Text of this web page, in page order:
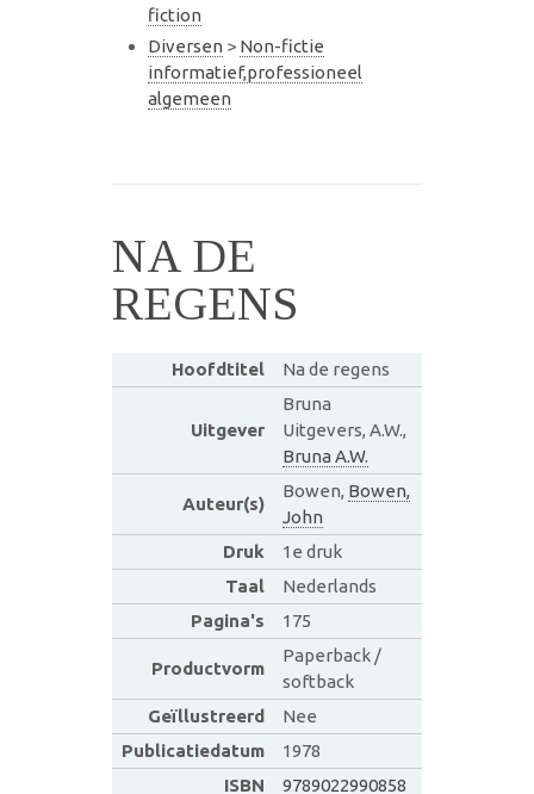
fiction
Diversen > Non-fictie
informatief,professioneel
algemeen
NA DE
REGENS
Hoofdtitel Na de regens
Uitgever
Bruna
Uitgevers, A.W.,
Bruna A.W.
Auteur(s)
Bowen, Bowen,
John
Druk
1e druk
Taal
Nederlands
Pagina's
175
Productvorm
Paperback /
softback
Geïllustreerd
Nee
Publicatiedatum
1978
ISBN
9789022990858